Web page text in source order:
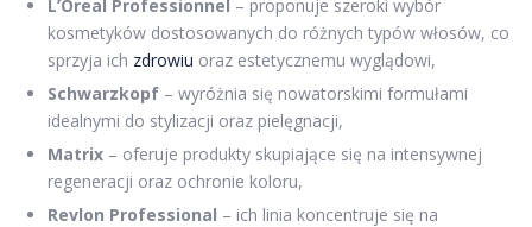
L’Oreal Professionnel – proponuje szeroki wybór
kosmetyków dostosowanych do różnych typów włosów, co
sprzyja ich zdrowiu oraz estetycznemu wyglądowi,
Schwarzkopf – wyróżnia się nowatorskimi formułami
idealnymi do stylizacji oraz pielęgnacji,
Matrix – oferuje produkty skupiające się na intensywnej
regeneracji oraz ochronie koloru,
Revlon Professional – ich linia koncentruje się na